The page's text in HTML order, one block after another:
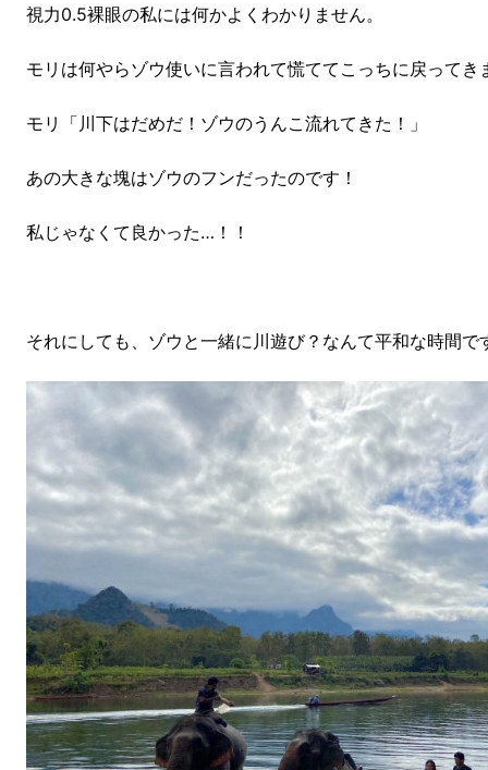
視力0.5裸眼の私には何かよくわかりません。
モリは何やらゾウ使いに言われて慌ててこっちに戻ってき
モリ「川下はだめだ！ゾウのうんこ流れてきた！」
あの大きな塊はゾウのフンだったのです！
私じゃなくて良かった…！！
それにしても、ゾウと一緒に川遊び？なんて平和な時間で